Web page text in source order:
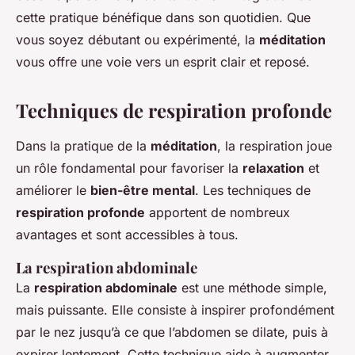
cette pratique bénéfique dans son quotidien. Que
vous soyez débutant ou expérimenté, la méditation
vous offre une voie vers un esprit clair et reposé.
Techniques de respiration profonde
Dans la pratique de la méditation, la respiration joue
un rôle fondamental pour favoriser la relaxation et
améliorer le bien-être mental. Les techniques de
respiration profonde apportent de nombreux
avantages et sont accessibles à tous.
La respiration abdominale
La respiration abdominale est une méthode simple,
mais puissante. Elle consiste à inspirer profondément
par le nez jusqu’à ce que l’abdomen se dilate, puis à